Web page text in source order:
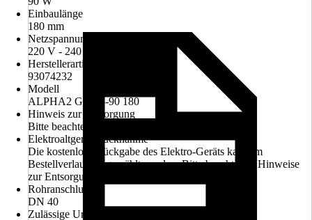
Einbaulänge
180 mm
Netzspannung
220 V - 240 V
Herstellerartikelnummer
93074232
Modell
ALPHA2 GO 25-90 180
Hinweis zur Entsorgung
Bitte beachte die Hinweise zur Entsorgung
Elektroaltgerät-Rücknahme
Die kostenlose Rückgabe des Elektro-Geräts kann im
Bestellverlauf ausgewählt werden. Bitte beachte die Hinweise
zur Entsorgung.
Rohranschluss
DN 40
Zulässige Umgebungstemperatur